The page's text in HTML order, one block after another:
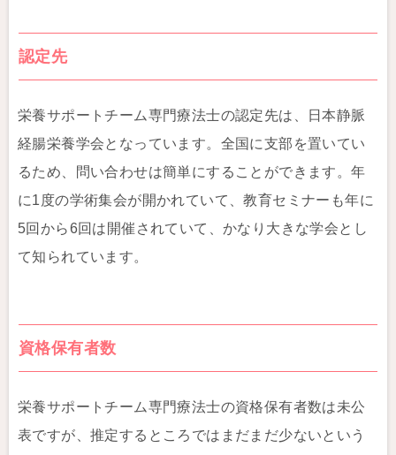
認定先
栄養サポートチーム専門療法士の認定先は、日本静脈
経腸栄養学会となっています。全国に支部を置いてい
るため、問い合わせは簡単にすることができます。年
に1度の学術集会が開かれていて、教育セミナーも年に
5回から6回は開催されていて、かなり大きな学会とし
て知られています。
資格保有者数
栄養サポートチーム専門療法士の資格保有者数は未公
表ですが、推定するところではまだまだ少ないという